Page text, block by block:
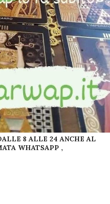
8 ALLE 24 ANCHE AL
WHATSAPP ,